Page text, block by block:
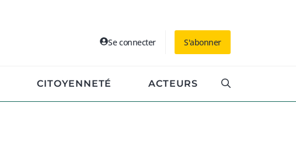
Se connecter S'abonner
CITOYENNETÉ ACTEURS